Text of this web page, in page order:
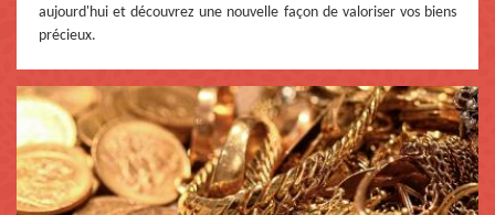
aujourd'hui et découvrez une nouvelle façon de valoriser vos biens
précieux.